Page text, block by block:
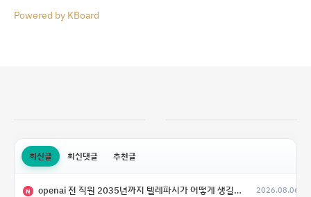
Powered by KBoard
최신글 최신댓글 추천글
N openai 전 직원 2035년까지 텔레파시가 어떻게 생길 수 있는지 2026.08.06